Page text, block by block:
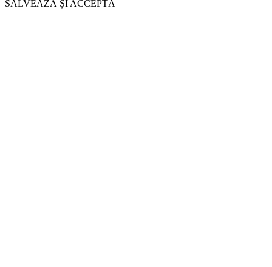
SALVEAZĂ ȘI ACCEPTĂ